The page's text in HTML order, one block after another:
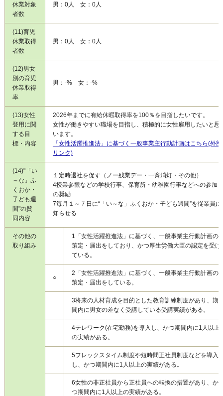
休業対象
者数
男：0人 女：0人
(11)育児
休業取得
者数
男：0人 女：0人
(12)男女
別の育児
休業取得
率
男：-% 女：-%
(13)女性
登用に関
する目
標・内容
2026年までに有給休暇取得率を100％を目指したいです。
女性が働きやすい職場を目指し、積極的に女性雇用したいと思
います。
「女性活躍推進法」に基づく一般事業主行動計画はこちら(外部
リンク)
(14)"「い
～な」ふ
くおか・
子ども週
間"の賛
同内容
１ 定時退社を促す（ノー残業デー・一斉消灯・その他）
4授業参観などの学校行事、保育所・幼稚園行事などへの参加
の奨励
7毎月１～７日に“「い～な」ふくおか・子ども週間”を従業員に
知らせる
その他の
取り組み
1 「女性活躍推進法」に基づく、一般事業主行動計画の
策定・届出をしており、かつ厚生労働大臣の認定を受け
ている。
○
2 「女性活躍推進法」に基づく、一般事業主行動計画の
策定・届出をしている。
3将来の人材育成を目的とした教育訓練制度があり、期
間内に男女の差なく受講している受講実績がある。
4テレワーク(在宅勤務)を導入し、かつ期間内に1人以上
の実績がある。
5フレックスタイム制度や短時間正社員制度などを導入
し、かつ期間内に1人以上の実績がある。
6女性の非正社員から正社員への転換の措置があり、か
つ期間内に1人以上の実績がある。